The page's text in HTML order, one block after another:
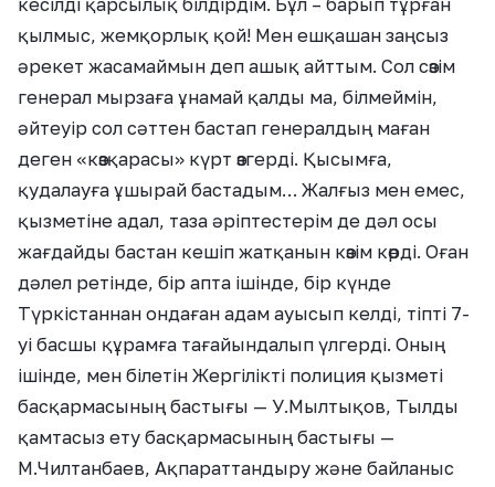
кесілді қарсылық білдірдім. Бұл – барып тұрған
қылмыс, жемқорлық қой! Мен ешқашан заңсыз
әрекет жасамаймын деп ашық айттым. Сол сөзім
генерал мырзаға ұнамай қалды ма, білмеймін,
әйтеуір сол сәттен бастап генералдың маған
деген «көзқарасы» күрт өзгерді. Қысымға,
қудалауға ұшырай бастадым… Жалғыз мен емес,
қызметіне адал, таза әріптестерім де дәл осы
жағдайды бастан кешіп жатқанын көзім көрді. Оған
дәлел ретінде, бір апта ішінде, бір күнде
Түркістаннан ондаған адам ауысып келді, тіпті 7-
уі басшы құрамға тағайындалып үлгерді. Оның
ішінде, мен білетін Жергілікті полиция қызметі
басқармасының бастығы — У.Мылтықов, Тылды
қамтасыз ету басқармасының бастығы —
М.Чилтанбаев, Ақпараттандыру және байланыс